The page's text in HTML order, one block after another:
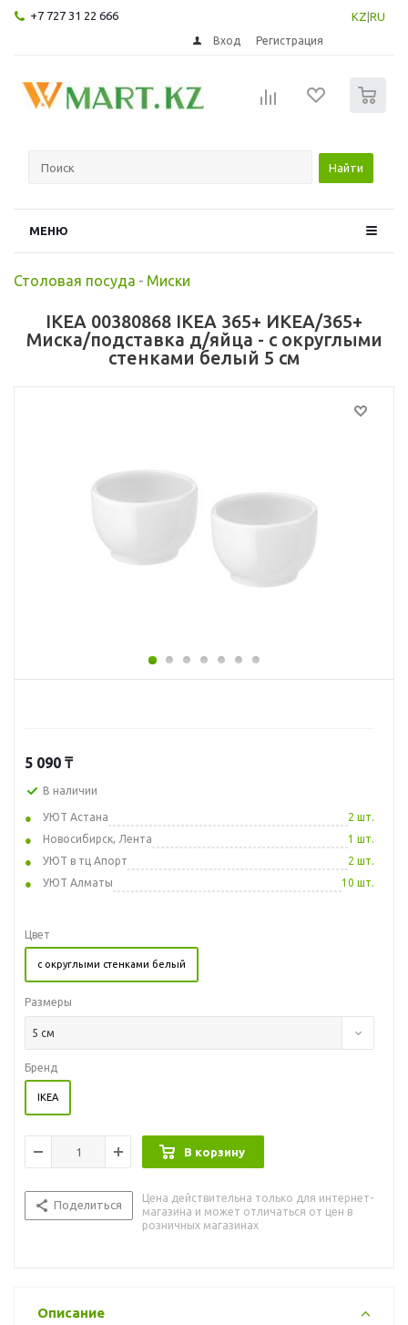
+7 727 31 22 666 KZ RU
Вход Регистрация
Найти
МЕНЮ
Столовая посуда - Миски
IKEA 00380868 IKEA 365+ ИКЕА/365+
Миска/подставка д/яйца - с округлыми
стенками белый 5 см
5 090 ₸
В наличии
УЮТ Астана
2 шт.
Новосибирск, Лента
1 шт.
УЮТ в тц Апорт
2 шт.
УЮТ Алматы
10 шт.
Цвет
с округлыми стенками белый
Размеры
5 см
Бренд
IKEA
В корзину
Поделиться
Цена действительна только для интернет-
магазина и может отличаться от цен в
розничных магазинах
Описание